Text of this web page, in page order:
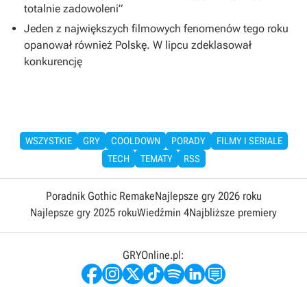
totalnie zadowoleni”
Jeden z największych filmowych fenomenów tego roku
opanował również Polskę. W lipcu zdeklasował
konkurencję
WSZYSTKIE GRY COOLDOWN PORADY
FILMY I SERIALE
TECH
TEMATY RSS
Poradnik Gothic RemakeNajlepsze gry 2026 roku
Najlepsze gry 2025 rokuWiedźmin 4Najbliższe premiery
GRYOnline.pl: